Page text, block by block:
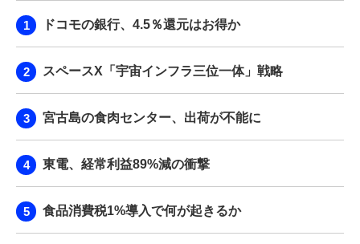
ドコモの銀行、4.5％還元はお得か
スペースX「宇宙インフラ三位一体」戦略
宮古島の食肉センター、出荷が不能に
東電、経常利益89%減の衝撃
食品消費税1%導入で何が起きるか